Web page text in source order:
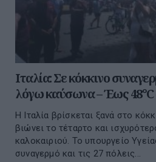
Ιταλία: Σε κόκκινο
λόγω καύσωνα – Έως
Η Ιταλία βρίσκεται ξανά στο
βιώνει το τέταρτο και
καλοκαιριού. Το υπουργείο
συναγερμό και τις 27 πόλεις...